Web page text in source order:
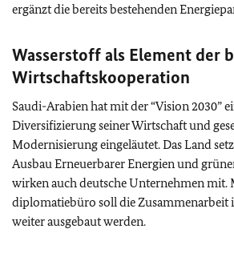
ergänzt die bereits bestehenden
Wasserstoff als Element der
Wirtschaftskooperation
Saudi-Arabien hat mit der“Vision 2030”
Diversifizierung seiner Wirtschaft und
Modernisierung eingeläutet. Das Land
Ausbau Erneuerbarer Energien und
wirken auch deutsche Unternehmen mit.
diplomatiebüro soll die Zusammenarbeit
weiter ausgebaut werden.